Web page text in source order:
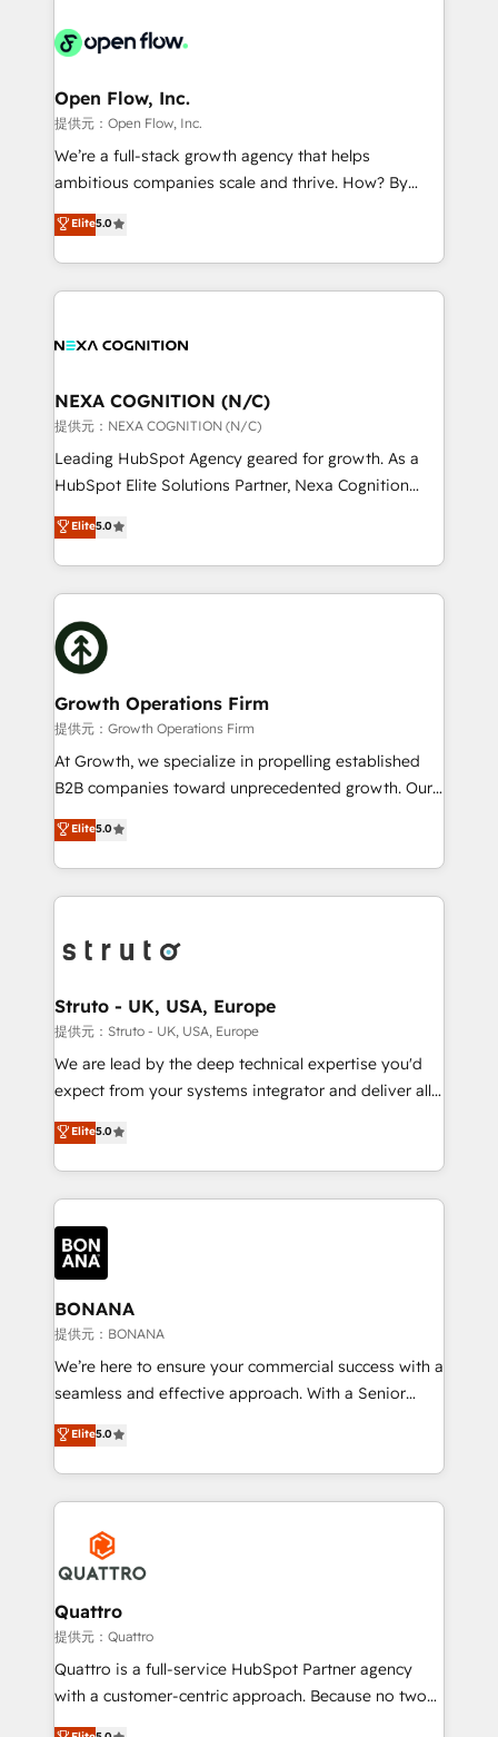
industrial/manufacturing, professional services,
distribution, commercial real estate, technology,
finserv/fintech, IT managed services, transportation
& logistics, energy/solar, staffing and recruiting,
media, healthcare and government contractors. Our
Technical Solutions, Enablement Solutions, Digital
Solutions and Growth Solutions. As a fully
Open Flow, Inc.
提供元：Open Flow, Inc.
We’re a full-stack growth agency that helps
ambitious companies scale and thrive. How? By
upgrading and streamlining every single revenue-
generating aspect of your business. We’re proud
HubSpot Elite Solutions Partners and devout CRM
nerds who can harness HubSpot’s custom digital
experience. Working hand-in-hand with your team,
traffic, generates better leads and crushes your
revenue goals. We've worked with thousands of
HubSpot customers and we'd love to work with you
too! Clients come to us for: Advanced CRM solutions
HubSpot Data System Migrations between systems
to HubSpot New lead generation strategies Time-
website development Award-winning creative
design We live and breathe HubSpot and are ready
Elite5.0
NEXA COGNITION (N/C)
提供元：NEXA COGNITION (N/C)
Leading HubSpot Agency geared for growth. As a
HubSpot Elite Solutions Partner, Nexa Cognition
ranks in the top 1% of global HubSpot Partners and
has been one of the longest-standing partners since
2012. We empower businesses to harness the full
potential of HubSpot by combining strategic
insights with technical excellence, we deliver
bespoke HubSpot solutions tailored to drive
measurable growth and operational efficiency. Why
Choose Nexa Cognition? 🚀 HubSpot Expertise: Our
certified team specialises in CRM implementation,
marketing automation, and revenue operations. 🤝
Custom Solutions: From onboarding and
HubSpot with your business needs. 🌟 Proven
Results: We’ve helped businesses of all sizes
Packages: Choose ongoing support or project-based
solutions. We offer service packages designed to fit
Elite5.0
Growth Operations Firm
提供元：Growth Operations Firm
At Growth, we specialize in propelling established
B2B companies toward unprecedented growth. Our
focus is on fine-tuning and enhancing your growth,
sales, and marketing operations. Unlike conventional
marketing agencies, we dive deep into the
operational aspects of your business, ensuring that
functioning optimally. With our expertise in leading
wealth of knowledge and experience to the table.
Our strategies are tailored to your business's unique
needs, ensuring a personalized approach that aligns
with your growth objectives.
Elite5.0
Struto - UK, USA, Europe
提供元：Struto - UK, USA, Europe
We are lead by the deep technical expertise you'd
expect from your systems integrator and deliver all
the agency services you'd expect from your
HubSpot Solutions Partner. As one of the UK's
longest-standing partners, we are experts at
maximising the value of the HubSpot platform and
building an integrated growth stack that brings your
business, operational and technical requirements to
life, and creates a 360˚ view of your customer to
help your teams do more. We specialise in HubSpot
technical services, website design and development
as well as agency services that help set you up for
success. Now, more than ever you need to connect
customer service. It's time to empower your teams
to create great customer experiences that generate
happen.
Elite5.0
BONANA
提供元：BONANA
We’re here to ensure your commercial success with a
seamless and effective approach. With a Senior
team that has 10+ years of experience in HubSpot,
we have a deep understanding of SaaS, Business
Services and E-commerce together with Retail. We
streamline and enhance your Sales, Marketing &
Service efforts, providing insights in your
commercial operations. We're good at RevOps,
automating and optimizing your marketing, sales &
service operations with AI, designing and building
your website, and we drive growth through Account-
Based Marketing, SEO, SEA and many other tactics.
No worries, we will advise you in which to deploy
Elite5.0
Quattro
提供元：Quattro
Quattro is a full-service HubSpot Partner agency
with a customer-centric approach. Because no two
clients have the same needs, Quattro offer a